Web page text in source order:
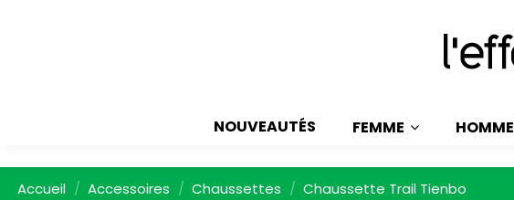
NOUVEAUTÉS FEMME HOMME
Accueil Accessoires Chaussettes Chaussette Trail Tienbo